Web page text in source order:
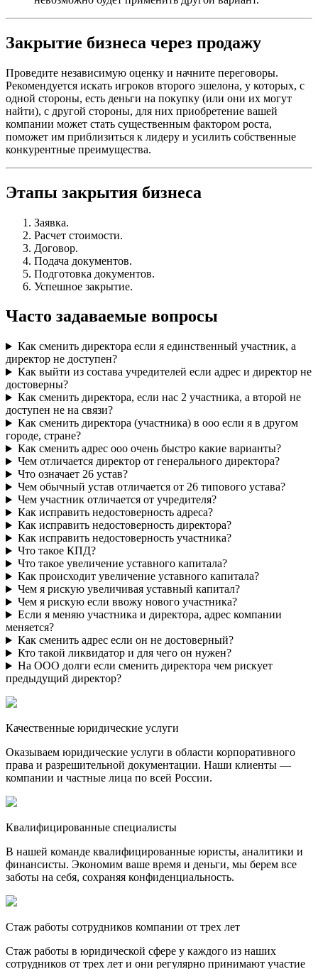
Закрытие бизнеса через продажу
Проведите независимую оценку и начните переговоры.
Рекомендуется искать игроков второго эшелона, у которых, с
одной стороны, есть деньги на покупку (или они их могут
найти), с другой стороны, для них приобретение вашей
компании может стать существенным фактором роста,
поможет им приблизиться к лидеру и усилить собственные
конкурентные преимущества.
Этапы закрытия бизнеса
Заявка.
Расчет стоимости.
Договор.
Подача документов.
Подготовка документов.
Успешное закрытие.
Часто задаваемые вопросы
Как сменить директора если я единственный участник, а
директор не доступен?
Как выйти из состава учредителей если адрес и директор не
достоверны?
Как сменить директора, если нас 2 участника, а второй не
доступен не на связи?
Как сменить директора (участника) в ооо если я в другом
городе, стране?
Как сменить адрес ооо очень быстро какие варианты?
Чем отличается директор от генерального директора?
Что означает 26 устав?
Чем обычный устав отличается от 26 типового устава?
Чем участник отличается от учредителя?
Как исправить недостоверность адреса?
Как исправить недостоверность директора?
Как исправить недостоверность участника?
Что такое КПД?
Что такое увеличение уставного капитала?
Как происходит увеличение уставного капитала?
Чем я рискую увеличивая уставный капитал?
Чем я рискую если ввожу нового участника?
Если я меняю участника и директора, адрес компании
меняется?
Как сменить адрес если он не достоверный?
Кто такой ликвидатор и для чего он нужен?
На ООО долги если сменить директора чем рискует
предыдущий директор?
Качественные юридические услуги
Оказываем юридические услуги в области корпоративного
права и разрешительной документации. Наши клиенты —
компании и частные лица по всей России.
Квалифицированные специалисты
В нашей команде квалифицированные юристы, аналитики и
финансисты. Экономим ваше время и деньги, мы берем все
заботы на себя, сохраняя конфиденциальность.
Стаж работы сотрудников компании от трех лет
Стаж работы в юридической сфере у каждого из наших
сотрудников от трех лет и они регулярно принимают участие